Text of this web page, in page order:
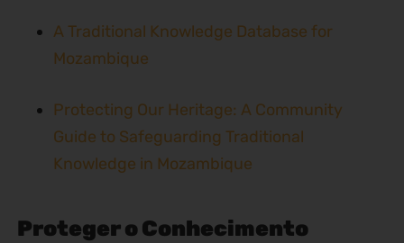
A Traditional Knowledge Database for
Mozambique
Protecting Our Heritage: A Community
Guide to Safeguarding Traditional
Knowledge in Mozambique
Proteger o Conhecimento